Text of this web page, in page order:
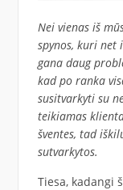
Nei vienas iš
spynos, kuri net
gana daug
kad po ranka
susitvarkyti su
teikiamas
šventes, tad
sutvarkytos.
Tiesa, kadangi